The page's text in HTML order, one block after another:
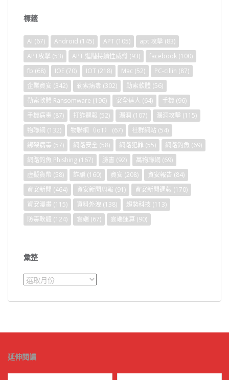
標籤
AI (67) Android (145) APT (105) apt 攻擊 (83)
APT攻擊 (53) APT 進階持續性威脅 (93) facebook (100)
fb (68) IOE (70) IOT (218) Mac (52) PC-cillin (87)
企業資安 (342) 勒索病毒 (302) 勒索軟體 (56)
勒索軟體 Ransomware (196) 安全達人 (64) 手機 (96)
手機病毒 (87) 打詐週報 (52) 漏洞 (107) 漏洞攻擊 (115)
物聯網 (132) 物聯網（IoT） (67) 社群網站 (54)
綁架病毒 (57) 網路安全 (58) 網路犯罪 (55) 網路釣魚 (69)
網路釣魚 Phishing (167) 臉書 (92) 萬物聯網 (69)
虛擬貨幣 (58) 詐騙 (160) 資安 (208) 資安報告 (84)
資安新聞 (464) 資安新聞周報 (91) 資安新聞週報 (170)
資安漫畫 (115) 資料外洩 (138) 趨勢科技 (113)
防毒軟體 (124) 雲端 (67) 雲端運算 (90)
彙整
彙
延伸閱讀